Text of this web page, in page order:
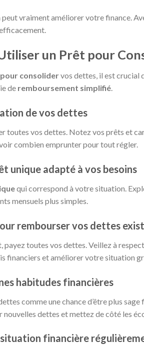
vraiment améliorer votre finance.
un Prêt pour
consolidervos dettes, il est crucial
de remboursement simplifié.
de vos dettes
toutes vos dettes. Notez vos prêts et
combien emprunter pour tout régler.
unique adapté à vos besoins
qui correspond à votre situation.
mensuels plus simples.
rembourser vos dettes
payez toutes vos dettes. Veillez à
financiers et améliorer votre situation
habitudes financières
comme une chance d’être plus
nouvelles dettes et mettez de côté les
financière